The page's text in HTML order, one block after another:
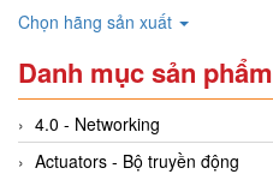
Chọn hãng sản xuất
Danh mục sản phẩm
4.0 - Networking
Actuators - Bộ truyền động